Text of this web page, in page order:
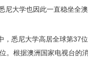
尼大学也因此一直稳坐全
悉尼大学高居全球第37
。根据澳洲国家电视台的